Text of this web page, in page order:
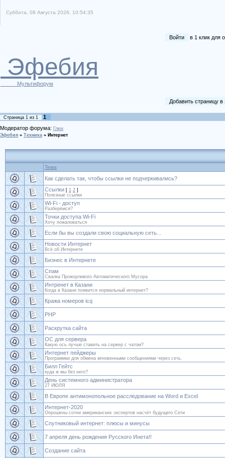
Суббота, 08 Августа 2026, 10:54:35
Войти в 1 клик для
Эфебия
Мультифорум
Добавить страницу
Страница 1 из 1
1
Модератор форума: Глюк
Эфебия » Техника » Интернет
Тема
Как сделать так, чтобы ссылки не подчеркивались?
Ссылки [ 1 2]
Полезные ссылки
Wi-Fi - доступ
Разберёмся?
Точки доступа Wi-Fi
Хочу пожаловаться
Если бы вы создали свою социальную сеть...
Новости Интернет
Всё об Интернете
Бизнес в Интернете
Спам
Свалка Прожорливого Автоматического Мусора
Интренет в Казани
Когда в Казани появится нормальный интернет?
Кража номеров icq
PHP
Раскрутка сайта
ОС для сервера
Какую ось лучше ставить на сервер с чатом?
Интернет пейджеры
Программки для обмена мгновенными сообщениями через сеть.
Билл Гейтс
куда ж мы без него?
День системного администратора
27 ИЮЛЯ
В Европе антимонопольное расследование на Word и Excel
Интернет-2020
Опрошены сотни американских экспертов насчёт будущего Сети
Спутниковый интернет: плюсы и минусы
7 апреля день рождения Русского Инета!!
Создание сайта